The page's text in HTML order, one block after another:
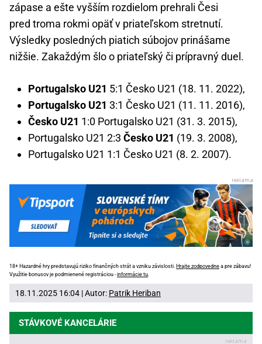
zápase a ešte vyšším rozdielom prehrali Česi
pred troma rokmi opäť v priateľskom stretnutí.
Výsledky posledných piatich súbojov prinášame
nižšie. Zakaždým šlo o priateľský či prípravný duel.
Portugalsko U21 5:1 Česko U21 (18. 11. 2022),
Portugalsko U21 3:1 Česko U21 (11. 11. 2016),
Česko U21 1:0 Portugalsko U21 (31. 3. 2015),
Portugalsko U21 2:3 Česko U21 (19. 3. 2008),
Portugalsko U21 1:1 Česko U21 (8. 2. 2007).
18+ Hazardné hry predstavujú riziko finančných strát a vzniku závislosti. Hrajte zodpovedne a pre zábavu!
Využitie bonusov je podmienené registráciou -informácie tu
18.11.2025 16:04 | Autor: Patrik Heriban
STÁVKOVÉ KANCELÁRIE